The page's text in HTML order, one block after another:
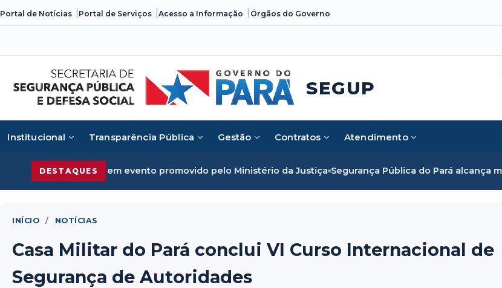
Portal de Notícias Portal de Serviços Acesso a Informação Órgãos do Governo
SEGUP
Institucional Transparência Pública Gestão Contratos Atendimento
DESTAQUES
organizado em evento promovido pelo Ministério da Justiça Segurança Pública do Pará alcança marca
INÍCIO / NOTÍCIAS
Casa Militar do Pará conclui VI Curso Internacional de
Segurança de Autoridades